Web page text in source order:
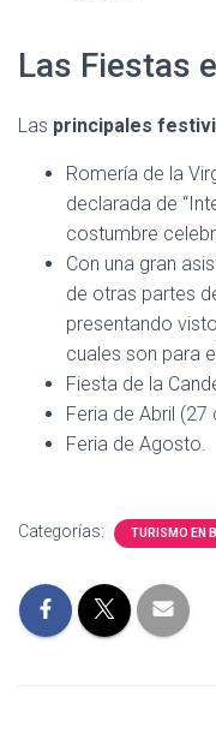
Las Fiestas
Las principales
Romería de la
declarada de
costumbre
Con una gran
de otras partes
presentando
cuales son para
Fiesta de la
Feria de Abril (27
Feria de Agosto.
Categorías: TURISMO EN